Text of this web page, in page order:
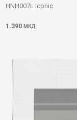
HNH007L Iconic
1.390 МКД